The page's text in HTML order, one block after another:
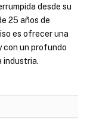
desde su
25 años de
es ofrecer una
con un profundo
industria.